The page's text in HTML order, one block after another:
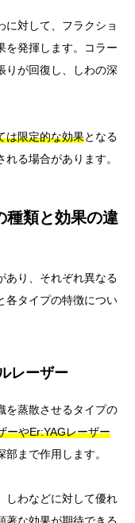
に対して、フラクショ
を発揮します。コラー
りが回復し、しわの深
は限定的な効果となる
る場合があります。
種類と効果の違
あり、それぞれ異なる
各タイプの特徴につい
レーザー
を蒸散させるタイプの
ーやEr:YAGレーザー
まで作用します。
しわなどに対して優れ